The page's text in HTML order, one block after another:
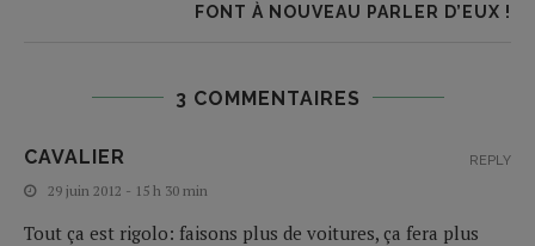
FONT À NOUVEAU PARLER D’EUX !
3 COMMENTAIRES
CAVALIER
29 juin 2012 - 15 h 30 min
Tout ça est rigolo: faisons plus de voitures, ça fera plus
REPLY